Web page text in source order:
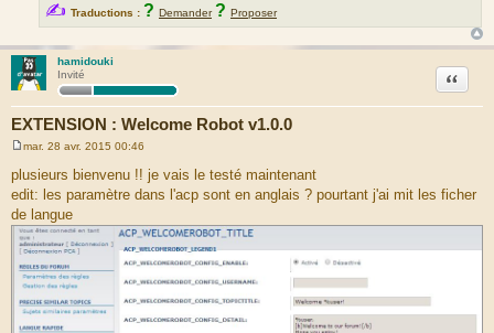
✍ Traductions : ? Demander ? Proposer
hamidouki
Invité
EXTENSION : Welcome Robot v1.0.0
Citation
s
s
g
e
mar. 28 avr. 2015 00:46
plusieurs bienvenu !! je vais le testé maintenant
edit: les paramètre dans l'acp sont en anglais ? pourtant j'ai mit les ficher
de langue